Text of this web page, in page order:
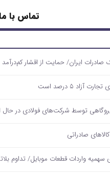
تماس با
آزاد ۵ درصد است